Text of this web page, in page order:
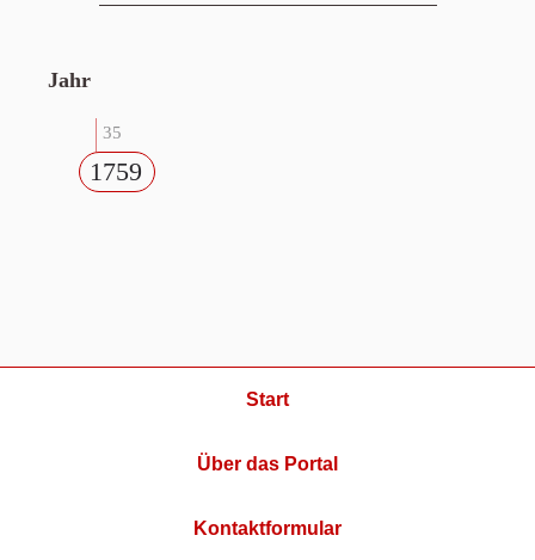
Jahr
35
1759
Start
Über das Portal
Kontaktformular